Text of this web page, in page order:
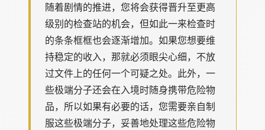
随着剧情的推进，您将会获得晋升至更高
级别的检查站的机会，但如此一来检查时
的条条框框也会逐渐增加。如果您想要维
持稳定的收入，那就必须眼尖心细，不放
过文件上的任何一个可疑之处。此外，一
些极端分子还会在入境时随身携带危险物
品，所以如果有必要的话，您需要亲自制
服这些极端分子，妥善地处理这些危险物